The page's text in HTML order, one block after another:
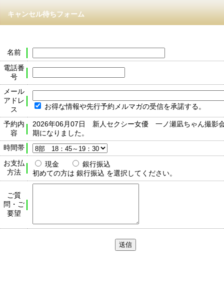
キャンセル待ちフォーム
名前
電話番
号
メール
アドレ
ス
お得な情報や先行予約メルマガの受信を承諾する。
予約内
容
2026年06月07日 新人セクシー女優 一ノ瀬凪ちゃん撮影
期になりました。
時間帯
お支払
方法
現金
銀行振込
初めての方は 銀行振込 を選択してください。
ご質
問・ご
要望